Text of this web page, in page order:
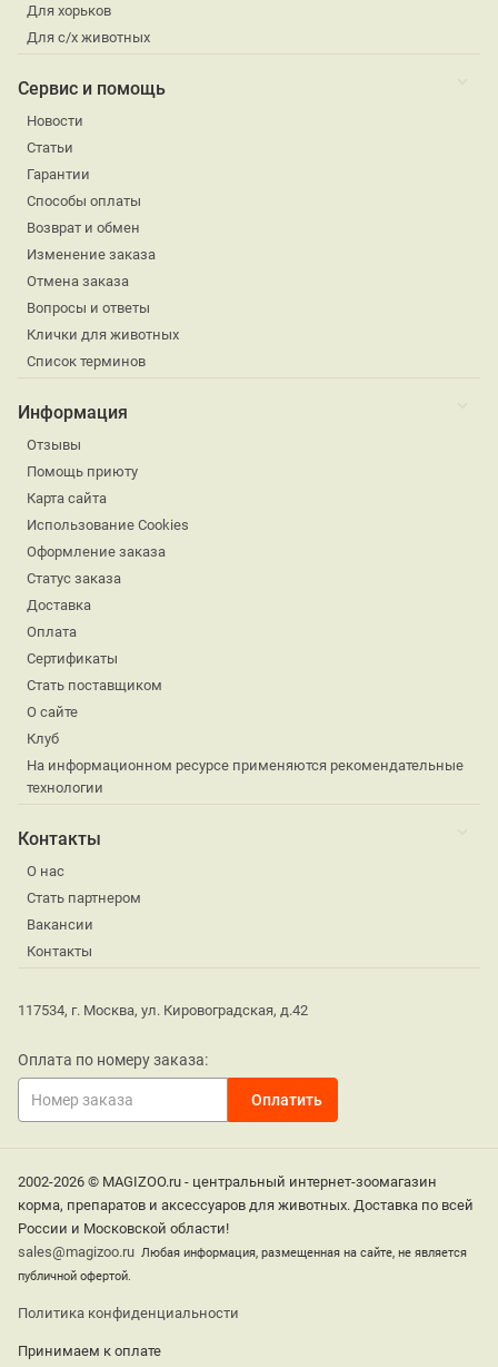
Для хорьков
Для с/х животных
Сервис и помощь
Новости
Статьи
Гарантии
Способы оплаты
Возврат и обмен
Изменение заказа
Отмена заказа
Вопросы и ответы
Клички для животных
Список терминов
Информация
Отзывы
Помощь приюту
Карта сайта
Использование Cookies
Оформление заказа
Статус заказа
Доставка
Оплата
Сертификаты
Стать поставщиком
О сайте
Клуб
На информационном ресурсе применяются рекомендательные
технологии
Контакты
О нас
Стать партнером
Вакансии
Контакты
117534, г. Москва, ул. Кировоградская, д.42
Оплата по номеру заказа:
2002-2026 © MAGIZOO.ru - центральный интернет-зоомагазин
корма, препаратов и аксессуаров для животных. Доставка по всей
России и Московской области!
sales@magizoo.ru Любая информация, размещенная на сайте, не является
публичной офертой.
Политика конфиденциальности
Принимаем к оплате